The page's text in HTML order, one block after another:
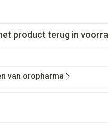
product terug in
van oropharma